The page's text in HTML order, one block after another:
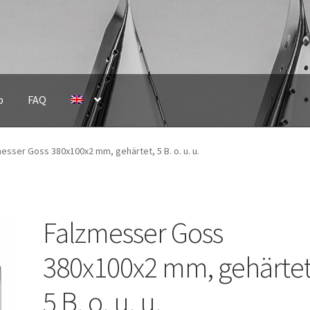
FAQ
Goss 380x100x2 mm, gehärtet, 5 B. o. u. u.
Falzmesser Goss
380x100x2 mm,
5 B. o. u. u.